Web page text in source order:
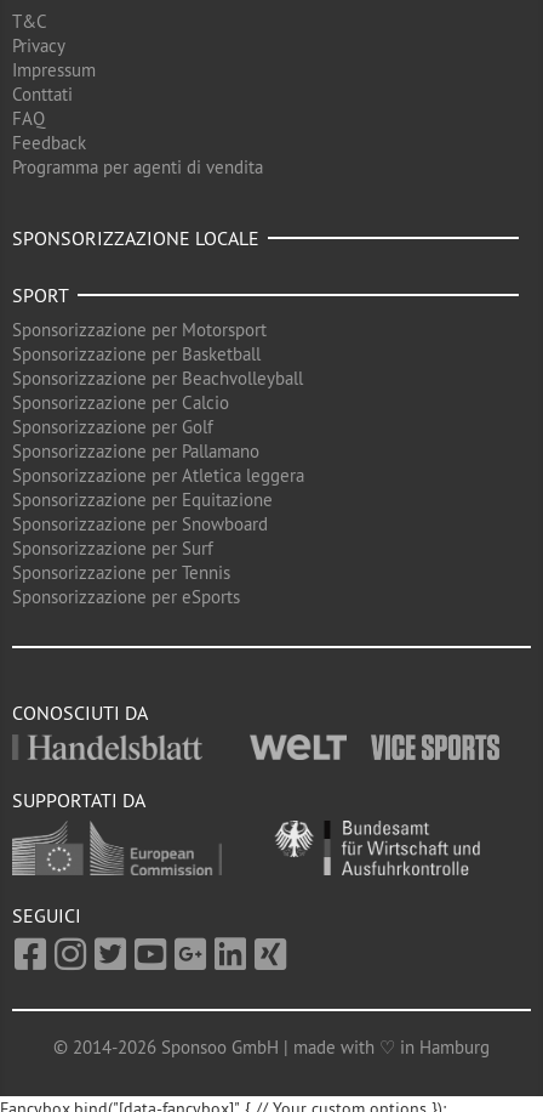
T&C
Privacy
Impressum
Conttati
FAQ
Feedback
Programma per agenti di vendita
SPONSORIZZAZIONE LOCALE
SPORT
Sponsorizzazione per Motorsport
Sponsorizzazione per Basketball
Sponsorizzazione per Beachvolleyball
Sponsorizzazione per Calcio
Sponsorizzazione per Golf
Sponsorizzazione per Pallamano
Sponsorizzazione per Atletica leggera
Sponsorizzazione per Equitazione
Sponsorizzazione per Snowboard
Sponsorizzazione per Surf
Sponsorizzazione per Tennis
Sponsorizzazione per eSports
CONOSCIUTI DA
SUPPORTATI DA
SEGUICI
© 2014-2026 Sponsoo GmbH | made with ♡ in Hamburg